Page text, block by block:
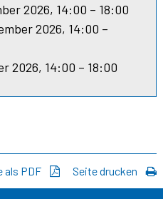
2026, 14:00 – 18:00
2026, 14:00 –
2026, 14:00 – 18:00
Seite drucken
als PDF